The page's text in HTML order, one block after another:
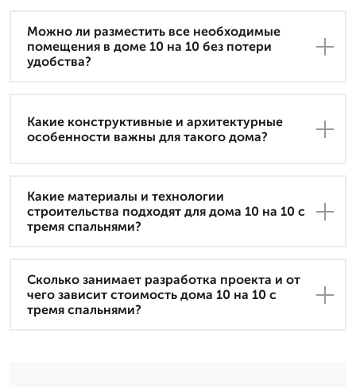
Можно ли разместить все необходимые
помещения в доме 10 на 10 без потери
удобства?
Какие конструктивные и архитектурные
особенности важны для такого дома?
Какие материалы и технологии
строительства подходят для дома 10 на 10 с
тремя спальнями?
Сколько занимает разработка проекта и от
чего зависит стоимость дома 10 на 10 с
тремя спальнями?